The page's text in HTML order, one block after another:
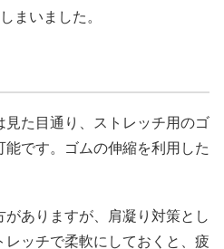
まいました。
見た目通り、ストレッチ用のゴ
能です。ゴムの伸縮を利用した
ありますが、肩凝り対策とし
ッチで柔軟にしておくと、疲